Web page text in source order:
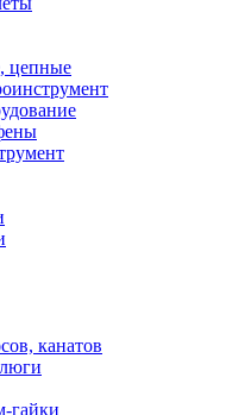
цепные
канатов
гайки